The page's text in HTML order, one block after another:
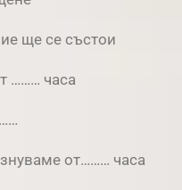
ще се състои
……… часа
от……… часа